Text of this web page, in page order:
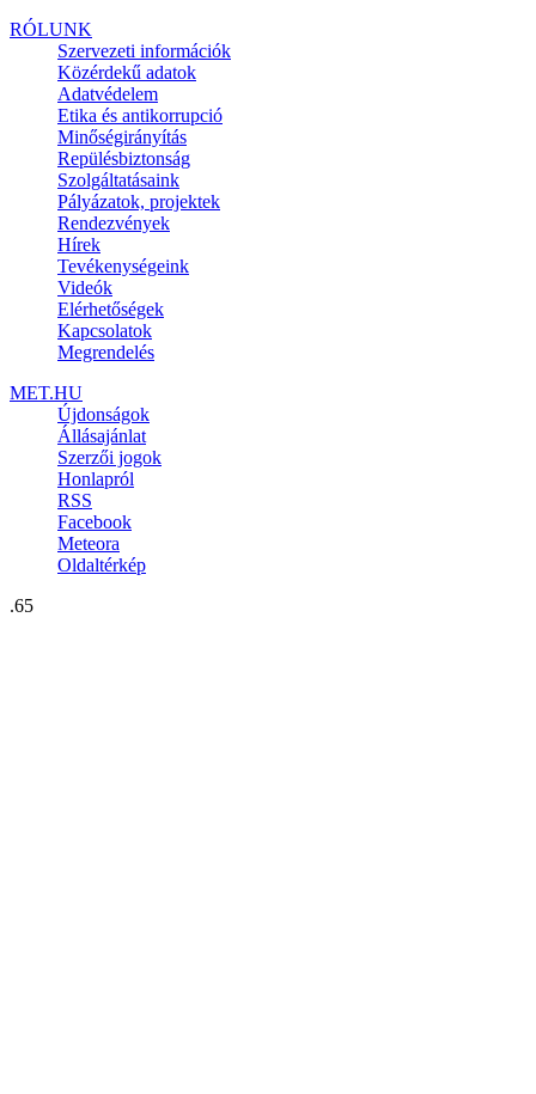
RÓLUNK
Szervezeti információk
Közérdekű adatok
Adatvédelem
Etika és antikorrupció
Minőségirányítás
Repülésbiztonság
Szolgáltatásaink
Pályázatok, projektek
Rendezvények
Hírek
Tevékenységeink
Videók
Elérhetőségek
Kapcsolatok
Megrendelés
MET.HU
Újdonságok
Állásajánlat
Szerzői jogok
Honlapról
RSS
Facebook
Meteora
Oldaltérkép
.65